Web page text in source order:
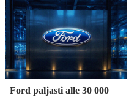
Ford paljasti alle 30 000